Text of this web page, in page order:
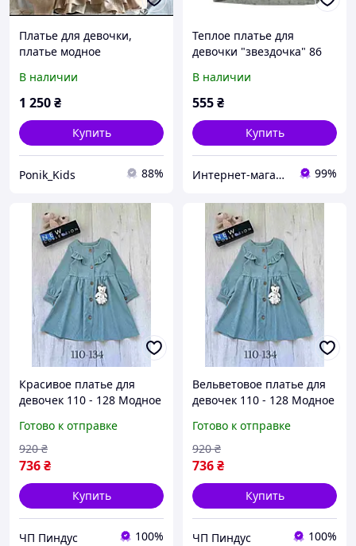
Платье для девочки,
платье модное
В наличии
1 250₴
Купить
Ponik_Kids 88%
Теплое платье для
девочки "звездочка" 86
В наличии
555₴
Купить
Интернет-магазин для настоящих мам 99%
Красивое платье для
девочек 110 - 128 Модное
на девочку Вельветовое
платье
Готово к отправке
736₴
920 ₴
Купить
ЧП Пиндус 100%
Вельветовое платье для
девочек 110 - 128 Модное
Красивое платье для
девочки
Готово к отправке
736₴
920 ₴
Купить
ЧП Пиндус 100%